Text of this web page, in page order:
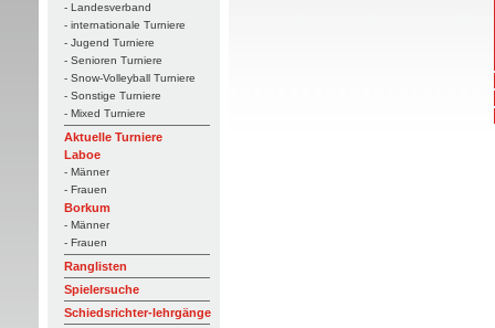
- Landesverband
- internationale Turniere
- Jugend Turniere
- Senioren Turniere
- Snow-Volleyball Turniere
- Sonstige Turniere
- Mixed Turniere
Aktuelle Turniere
Laboe
- Männer
- Frauen
Borkum
- Männer
- Frauen
Ranglisten
Spielersuche
Schiedsrichter-lehrgänge